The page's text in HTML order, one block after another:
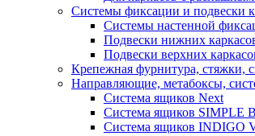
Системы фиксации и подвески
Системы настенной
Подвески нижних
Подвески верхних
Крепежная фурнитура, стяжки,
Направляющие, метабоксы,
Система ящиков Next
Система ящиков SIMPLE
Система ящиков INDIGO